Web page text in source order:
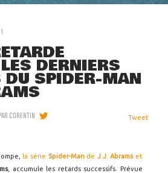
1
DERNIERS
DU SPIDER-MAN
CORENTIN Tweet
la série Spider-Man de J.J. Abramset
, accumule les retards successifs. Prévue